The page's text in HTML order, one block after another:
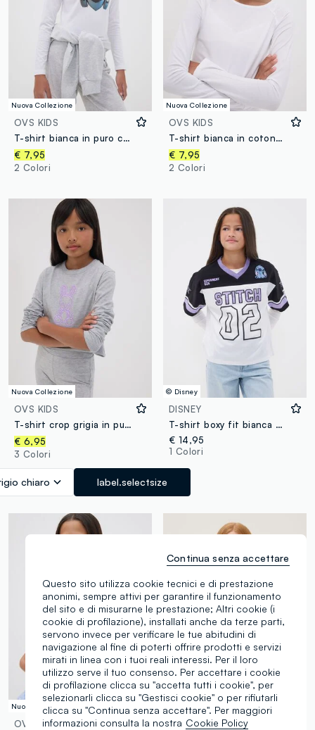
Nuova Collezione
OVS KIDS
T-shirt bianca in puro cotone organico con collo a costine per ragazza
€ 7,95
2 Colori
Nuova Collezione
OVS KIDS
T-shirt bianca in cotone organico elasticizzato con cut-out per ragazza
€ 7,95
2 Colori
Nuova Collezione
OVS KIDS
T-shirt crop grigia in puro cotone organico con collo a costine per ragazza
€ 6,95
3 Colori
chiaro label.selectsize
© Disney
DISNEY
T-shirt boxy fit bianca e nera a tema Lilo & Stitch per ragazza
€ 14,95
1 Colori
Nuova Collezione
OVS KIDS
OVS KIDS
Questo sito utilizza cookie tecnici e di prestazione
anonimi, sempre attivi per garantire il funzionamento
del sito e di misurarne le prestazione; Altri cookie (i
cookie di profilazione), installati anche da terze parti,
servono invece per verificare le tue abitudini di
navigazione al fine di poterti offrire prodotti e servizi
mirati in linea con i tuoi reali interessi. Per il loro
utilizzo serve il tuo consenso. Per accettare i cookie
di profilazione clicca su "accetta tutti i cookie", per
selezionarli clicca su "Gestisci cookie" o per rifiutarli
clicca su "Continua senza accettare". Per maggiori
informazioni consulta la nostra Cookie Policy
Continua senza accettare